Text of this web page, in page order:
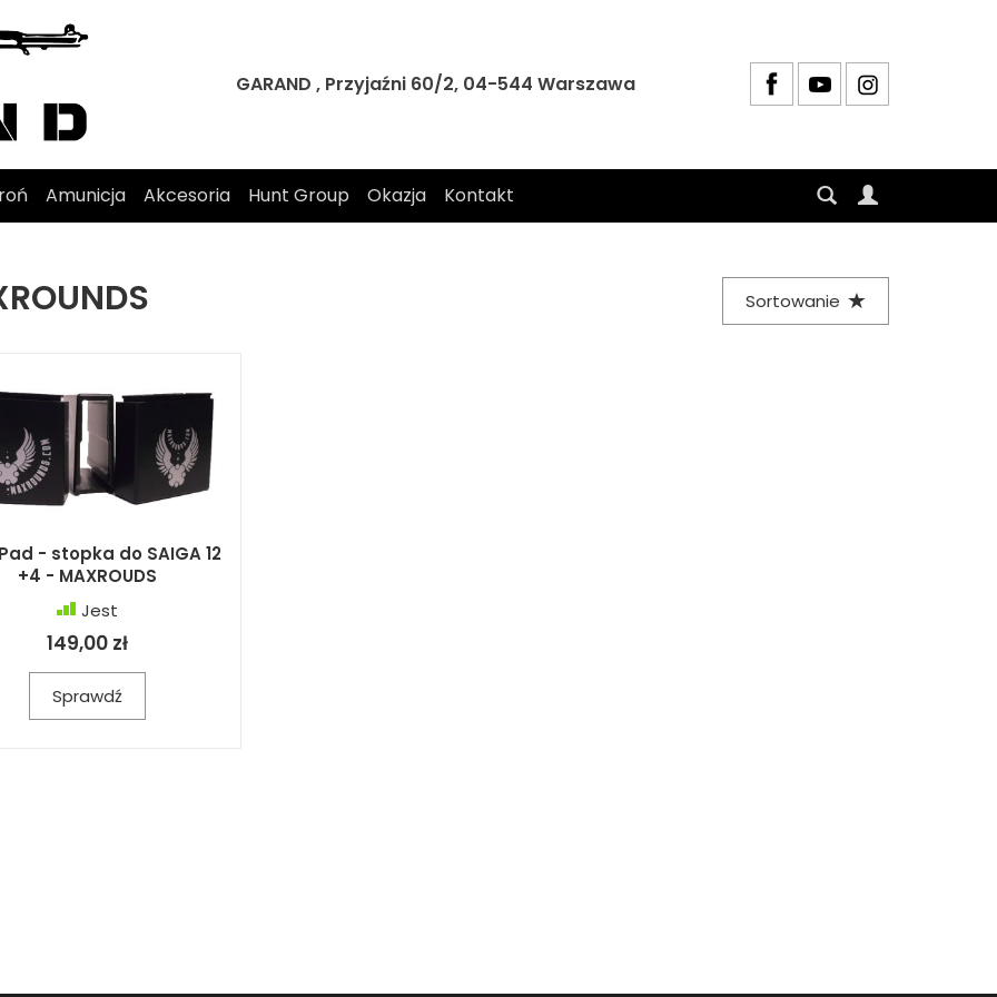
GARAND , Przyjaźni 60/2, 04-544 Warszawa
Amunicja Akcesoria Hunt Group Okazja Kontakt
Sortowanie
- stopka do SAIGA 12
+4 - MAXROUDS
Jest
149,00 zł
Sprawdź